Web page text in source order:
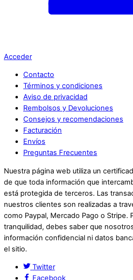
Acceder
Contacto
Términos y condiciones
Aviso de privacidad
Rembolsos y Devoluciones
Consejos y recomendaciones
Facturación
Envíos
Preguntas Frecuentes
Nuestra página web utiliza un
de que toda información que
está protegida de terceros. Las
nuestros clientes son realizadas a
como Paypal, Mercado Pago o Stripe.
tranquilidad, debes saber que
información confidencial ni datos
el sitio.
Twitter
Facebook